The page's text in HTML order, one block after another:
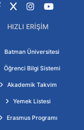
Facebook
X Instagram
YouTube
HIZLI ERIŞIM
Batman Üniversitesi
Öğrenci Bilgi Sistemi
Akademik Takvim
Yemek Listesi
Erasmus Programı